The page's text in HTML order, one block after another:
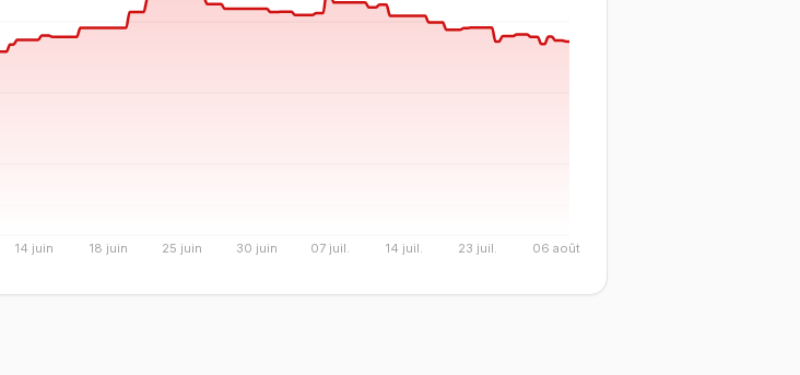
14 juin 18 juin 25 juin 30 juin 07 juil. 14 juil. 23 juil. 06 août